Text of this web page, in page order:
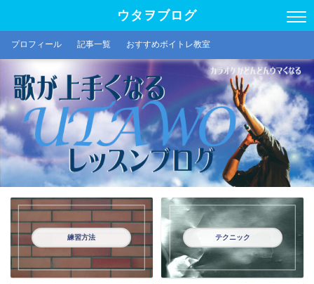
ウタヲブログ
プロフィール 記事一覧 おすすめボイトレ教室
練習方法 テクニック